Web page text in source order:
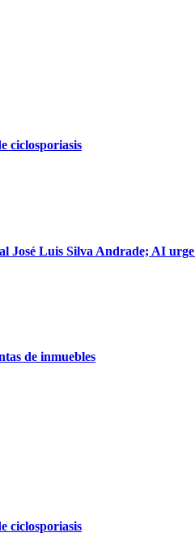
ciclosporiasis
José Luis Silva Andrade; AI
de inmuebles
ciclosporiasis